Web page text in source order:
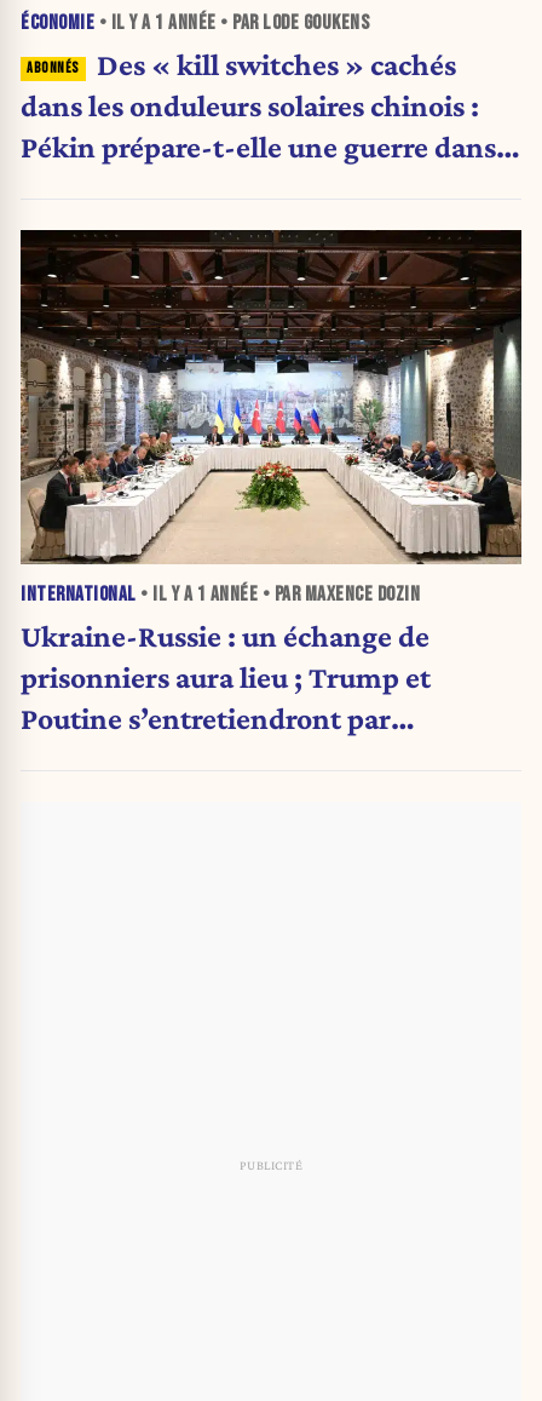
ÉCONOMIE • IL Y A 1 ANNÉE • PAR LODE GOUKENS
Des « kill switches » cachés
dans les onduleurs solaires chinois :
Pékin prépare-t-elle une guerre dans
INTERNATIONAL • IL Y A 1 ANNÉE • PAR MAXENCE DOZIN
Ukraine-Russie : un échange de
prisonniers aura lieu ; Trump et
Poutine s’entretiendront par